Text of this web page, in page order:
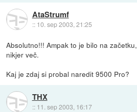
AtaStrumf
:: 10. sep 2003, 21:25
Absolutno!!! Ampak to je bilo na
nikjer več.
Kaj je zdaj si probal naredit 9500 Pro?
THX
:: 11. sep 2003, 16:17